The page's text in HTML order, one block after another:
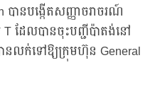
ានបង្កើតសញ្ញាចរាចរណ៍
T ដែលបានចុះបញ្ជីប៉ាតង់នៅ
នលក់ទៅឱ្យក្រុមហ៊ុន General